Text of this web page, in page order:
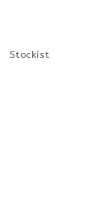
Stockist